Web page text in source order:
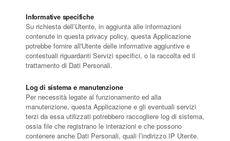
Informative specifiche
Su richiesta dell’Utente, in aggiunta alle informazioni
contenute in questa privacy policy, questa Applicazione
potrebbe fornire all'Utente delle informative aggiuntive e
contestuali riguardanti Servizi specifici, o la raccolta ed il
trattamento di Dati Personali.
Log di sistema e manutenzione
Per necessità legate al funzionamento ed alla
manutenzione, questa Applicazione e gli eventuali servizi
terzi da essa utilizzati potrebbero raccogliere log di sistema,
ossia file che registrano le interazioni e che possono
contenere anche Dati Personali, quali l’indirizzo IP Utente.